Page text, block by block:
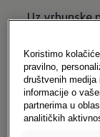
Uz vrhunske
dinamikom.
LED
Koristimo
pravilno,
društvenih medija
informacije o
partnerima u
analitičkih